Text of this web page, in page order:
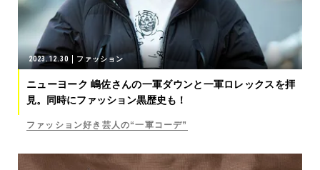
2023.12.30 ファッション
ニューヨーク 嶋佐さんの一軍ダウンと一軍ロレックスを拝
見。同時にファッション黒歴史も！
ファッション好き芸人の“一軍コーデ”